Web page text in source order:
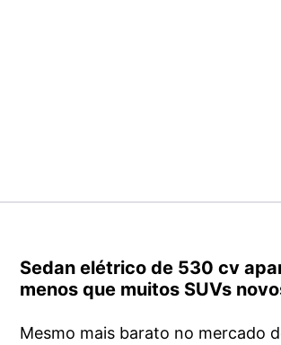
Sedan elétrico de 530 cv
menos que muitos SUVs
Mesmo mais barato no mercado